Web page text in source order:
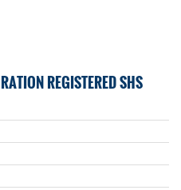
REGISTERED SHS